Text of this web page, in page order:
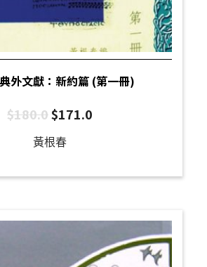
外文獻：新約篇 (第一冊)
$180.0$171.0
黃根春